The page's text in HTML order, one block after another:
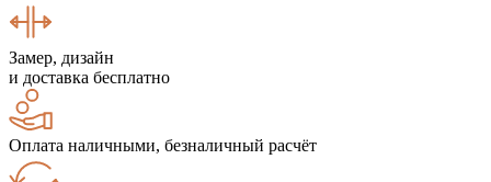
Замер, дизайн
и доставка бесплатно
Оплата наличными, безналичный расчёт